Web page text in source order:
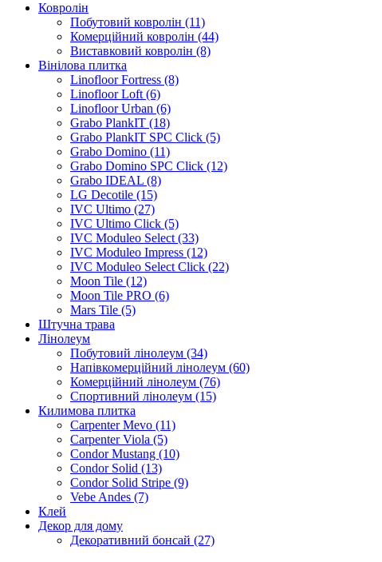
Ковролін
Побутовий ковролін (11)
Комерційний ковролін (44)
Виставковий ковролін (8)
Вінілова плитка
Linofloor Fortress (8)
Linofloor Loft (6)
Linofloor Urban (6)
Grabo PlankIT (18)
Grabo PlankIT SPC Click (5)
Grabo Domino (11)
Grabo Domino SPC Click (12)
Grabo IDEAL (8)
LG Decotile (15)
IVC Ultimo (27)
IVC Ultimo Click (5)
IVC Moduleo Select (33)
IVC Moduleo Impress (12)
IVC Moduleo Select Click (22)
Moon Tile (12)
Moon Tile PRO (6)
Mars Tile (5)
Штучна трава
Лінолеум
Побутовий лінолеум (34)
Напівкомерційний лінолеум (60)
Комерційний лінолеум (76)
Спортивний лінолеум (15)
Килимова плитка
Carpenter Mevo (11)
Carpenter Viola (5)
Condor Mustang (10)
Condor Solid (13)
Condor Solid Stripe (9)
Vebe Andes (7)
Клей
Декор для дому
Декоративний бонсай (27)